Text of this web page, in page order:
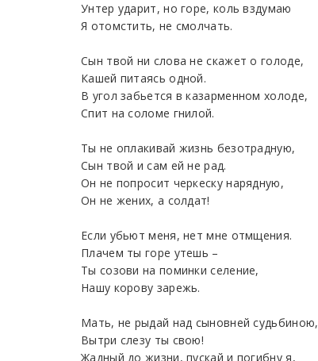
Унтер ударит, но горе, коль вздумаю
Я отомстить, не смолчать.
Сын твой ни слова не скажет о голоде,
Кашей питаясь одной.
В угол забьется в казарменном холоде,
Спит на соломе гнилой.
Ты не оплакивай жизнь безотрадную,
Сын твой и сам ей не рад.
Он не попросит черкеску нарядную,
Он не жених, а солдат!
Если убьют меня, нет мне отмщения.
Плачем ты горе утешь –
Ты созови на поминки селение,
Нашу корову зарежь.
Мать, не рыдай над сыновней судьбиною,
Вытри слезу ты свою!
Жадный до жизни, пускай и погибну я,